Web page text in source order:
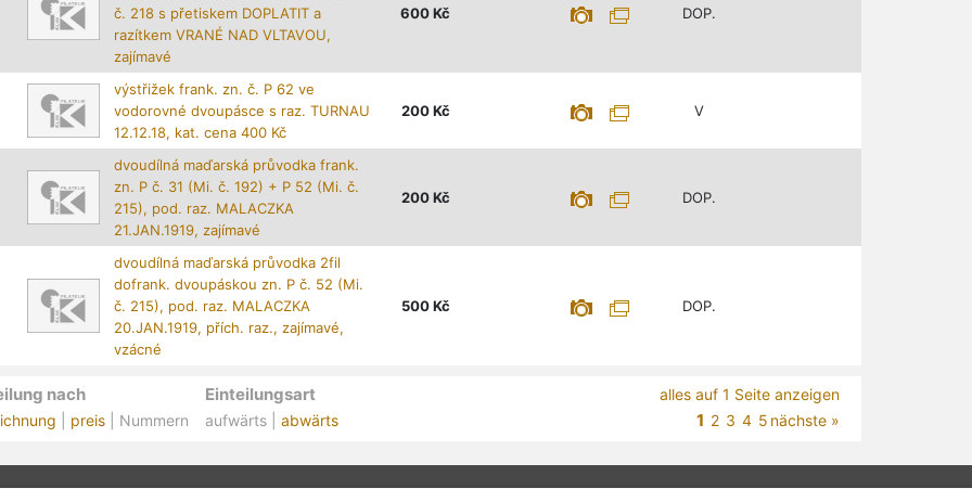
č. 218 s přetiskem DOPLATIT a
razítkem VRANÉ NAD VLTAVOU,
zajímavé
600Kč DOP.
výstřižek frank. zn. č. P 62 ve
vodorovné dvoupásce s raz. TURNAU
12.12.18, kat. cena 400 Kč
200 Kč V
dvoudílná maďarská průvodka frank.
zn. P č. 31 (Mi. č. 192) + P 52 (Mi. č.
215), pod. raz. MALACZKA
21.JAN.1919, zajímavé
200 Kč DOP.
dvoudílná maďarská průvodka 2fil
dofrank. dvoupáskou zn. P č. 52 (Mi.
č. 215), pod. raz. MALACZKA
20.JAN.1919, přích. raz., zajímavé,
vzácné
500 Kč DOP.
nach
preis| Nummern
Einteilungsart
aufwärts | abwärts
alles auf 1 Seite anzeigen
1 2 3 4 5 nächste »